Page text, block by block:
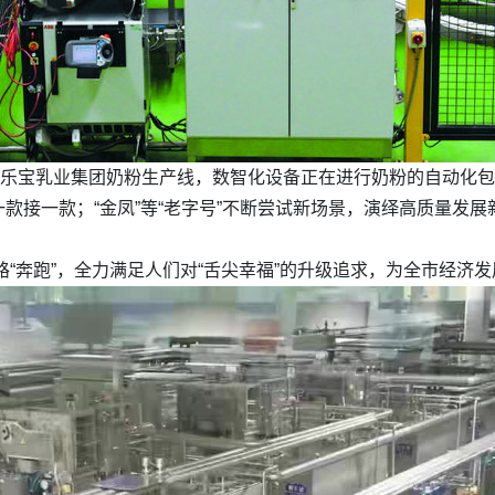
宝乳业集团奶粉生产线，数智化设备正在进行奶粉的自动化
接一款；“金凤”等“老字号”不断尝试新场景，演绎高质量发
跑”，全力满足人们对“舌尖幸福”的升级追求，为全市经济